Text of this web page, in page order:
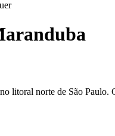
litoral norte de São Paulo.